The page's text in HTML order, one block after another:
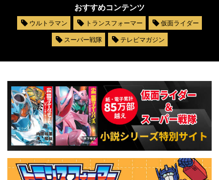
おすすめコンテンツ
ウルトラマン トランスフォーマー
仮面ライダー
スーパー戦隊
テレビマガジン